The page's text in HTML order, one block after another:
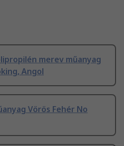
merev műanyag
Angol
Vörös Fehér No